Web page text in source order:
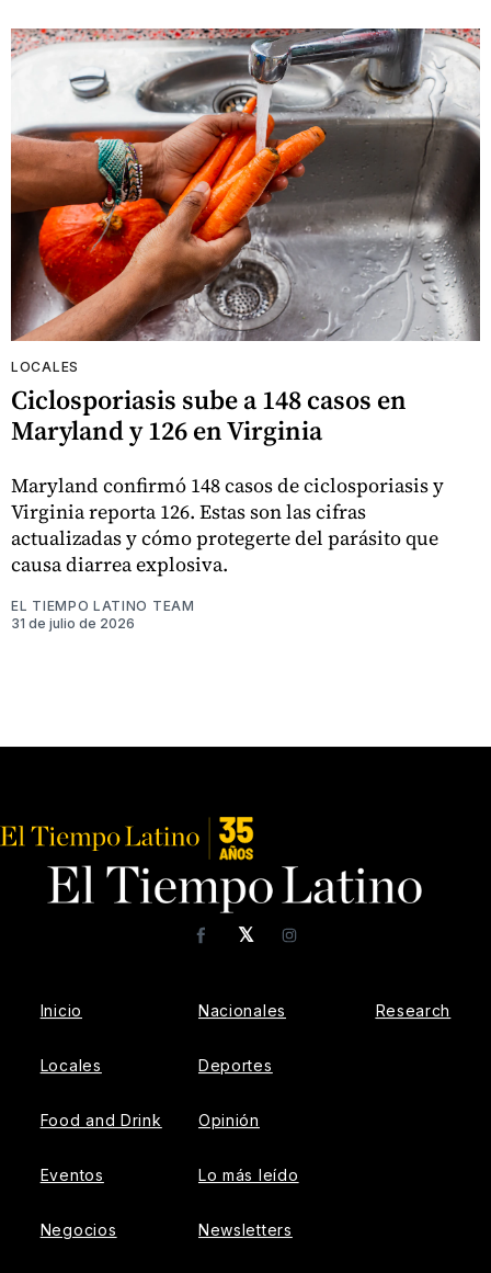
LOCALES
Ciclosporiasis sube a 148 casos en
Maryland y 126 en Virginia
Maryland confirmó 148 casos de ciclosporiasis y
Virginia reporta 126. Estas son las cifras
actualizadas y cómo protegerte del parásito que
causa diarrea explosiva.
EL TIEMPO LATINO TEAM
31 de julio de 2026
𝕏
FacebookInstagram
Inicio
Locales
Food and Drink
Eventos
Negocios
Nacionales
Deportes
Opinión
Lo más leído
Newsletters
Research